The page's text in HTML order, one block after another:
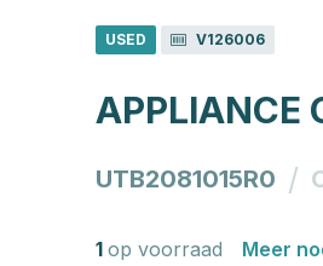
USED V126006
APPLIANCE
UTB2081015R0 /
1 op voorraad Meer